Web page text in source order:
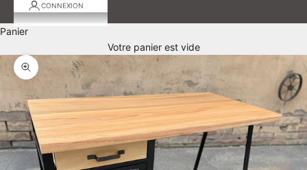
CONNEXION
Panier
Votre panier est vide
Zoomer sur l'image